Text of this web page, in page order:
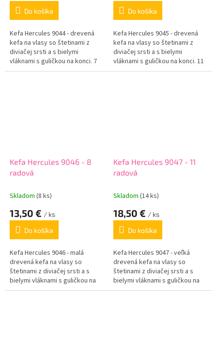
Do košíka
Kefa Hercules 9044 - drevená
kefa na vlasy so štetinami z
diviačej srsti a s bielymi
vláknami s guličkou na konci. 7
radov štetín.
Do košíka
Kefa Hercules 9045 - drevená
kefa na vlasy so štetinami z
diviačej srsti a s bielymi
vláknami s guličkou na konci. 11
radov štetín.
Kefa Hercules 9046 - 8
radová
Skladom (8 ks)
13,50 € / ks
Do košíka
Kefa Hercules 9046 - malá
drevená kefa na vlasy so
štetinami z diviačej srsti a s
bielymi vláknami s guličkou na
konci. 8 radov štetín.
Kefa Hercules 9047 - 11
radová
Skladom (14 ks)
18,50 € / ks
Do košíka
Kefa Hercules 9047 - veľká
drevená kefa na vlasy so
štetinami z diviačej srsti a s
bielymi vláknami s guličkou na
konci. 11 radov štetín.